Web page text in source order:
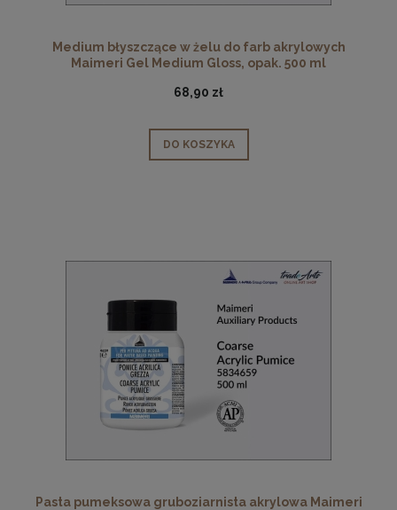
Medium błyszczące w żelu do farb akrylowych
Maimeri Gel Medium Gloss, opak. 500 ml
68,90 zł
DO KOSZYKA
Pasta pumeksowa gruboziarnista akrylowa Maimeri